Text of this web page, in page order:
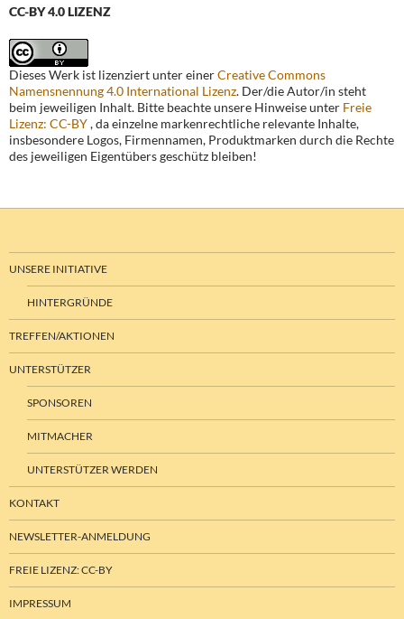
CC-BY 4.0 LIZENZ
Dieses Werk ist lizenziert unter einerCreative Commons
Namensnennung 4.0 International Lizenz. Der/die Autor/in steht
beim jeweiligen Inhalt. Bitte beachte unsere Hinweise unter Freie
Lizenz: CC-BY, da einzelne markenrechtliche relevante Inhalte,
insbesondere Logos, Firmennamen, Produktmarken durch die Rechte
des jeweiligen Eigentübers geschütz bleiben!
UNSERE INITIATIVE
HINTERGRÜNDE
TREFFEN/AKTIONEN
UNTERSTÜTZER
SPONSOREN
MITMACHER
UNTERSTÜTZER WERDEN
KONTAKT
NEWSLETTER-ANMELDUNG
FREIE LIZENZ: CC-BY
IMPRESSUM